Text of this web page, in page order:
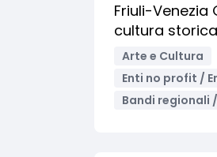
Friuli-Venezia
cultura
Arte e Cultura
Enti no profit /
Bandi regionali